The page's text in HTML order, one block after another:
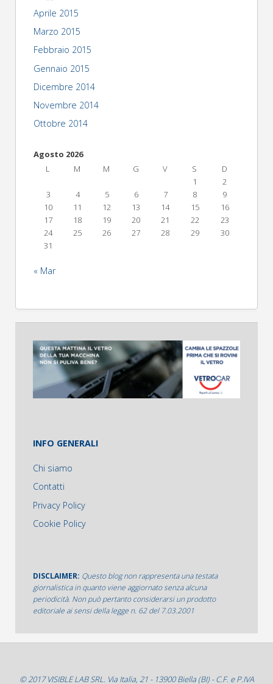
Aprile 2015
Marzo 2015
Febbraio 2015
Gennaio 2015
Dicembre 2014
Novembre 2014
Ottobre 2014
Agosto 2026
L
M M G V S
D
1
2
3
4 5 6 7 8
9
10
11 12 13 14 15
16
17
18 19 20 21 22
23
24
25 26 27 28 29
30
31
« Mar
INFO GENERALI
Chi siamo
Contatti
Privacy Policy
Cookie Policy
DISCLAIMER: Questo blog non rappresenta una testata
giornalistica in quanto viene aggiornato senza alcuna
periodicità. Non può pertanto considerarsi un prodotto
editoriale ai sensi della legge n. 62 del 7.03.2001
© 2017 VISIBLE LAB SRL. Via Italia, 21 - 13900 Biella (BI) - C.F. e P.IVA